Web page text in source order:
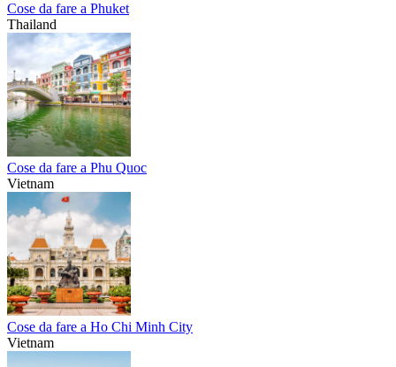
Cose da fare a Phuket
Thailand
Cose da fare a Phu Quoc
Vietnam
Cose da fare a Ho Chi Minh City
Vietnam